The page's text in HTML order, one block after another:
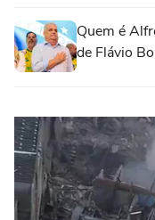
Quem é
de Flávio